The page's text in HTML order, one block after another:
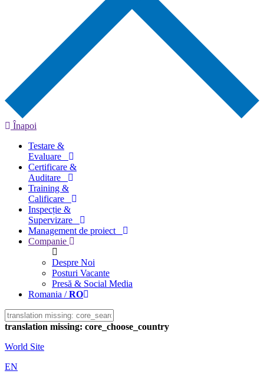
Înapoi
Testare &
Evaluare
Certificare &
Auditare
Training &
Calificare
Inspecție &
Supervizare
Management de proiect
Companie
Despre Noi
Posturi Vacante
Presă & Social Media
Romania /RO
translation missing: core_choose_country
World Site
EN